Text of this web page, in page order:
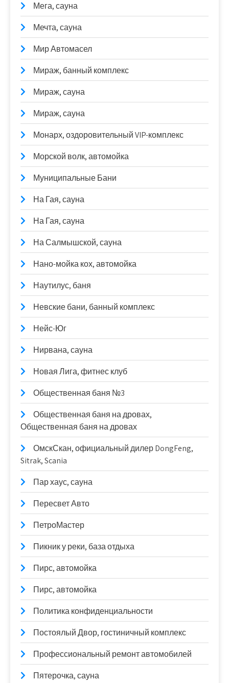
Мега, сауна
Мечта, сауна
Мир Автомасел
Мираж, банный комплекс
Мираж, сауна
Мираж, сауна
Монарх, оздоровительный VIP-комплекс
Морской волк, автомойка
Муниципальные Бани
На Гая, сауна
На Гая, сауна
На Салмышской, сауна
Нано-мойка кох, автомойка
Наутилус, баня
Невские бани, банный комплекс
Нейс-Юг
Нирвана, сауна
Новая Лига, фитнес клуб
Общественная баня №3
Общественная баня на дровах,
Общественная баня на дровах
ОмскСкан, официальный дилер DongFeng,
Sitrak, Scania
Пар хаус, сауна
Пересвет Авто
ПетроМастер
Пикник у реки, база отдыха
Пирс, автомойка
Пирс, автомойка
Политика конфиденциальности
Постоялый Двор, гостиничный комплекс
Профессиональный ремонт автомобилей
Пятерочка, сауна